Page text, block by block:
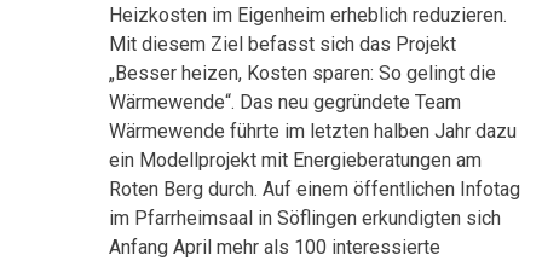
Heizkosten im Eigenheim erheblich reduzieren.
Mit diesem Ziel befasst sich das Projekt
„Besser heizen, Kosten sparen: So gelingt die
Wärmewende“. Das neu gegründete Team
Wärmewende führte im letzten halben Jahr dazu
ein Modellprojekt mit Energieberatungen am
Roten Berg durch. Auf einem öffentlichen Infotag
im Pfarrheimsaal in Söflingen erkundigten sich
Anfang April mehr als 100 interessierte